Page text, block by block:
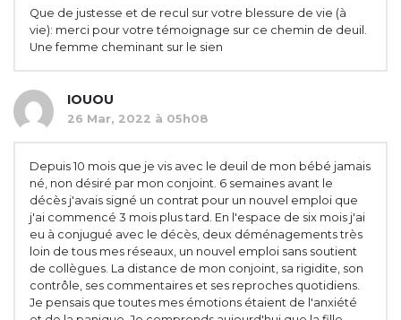
Que de justesse et de recul sur votre blessure de vie (à
vie): merci pour votre témoignage sur ce chemin de deuil.
Une femme cheminant sur le sien
IOUOU
26 Mar, 2022 à 05h08
Depuis 10 mois que je vis avec le deuil de mon bébé jamais
né, non désiré par mon conjoint. 6 semaines avant le
décès j'avais signé un contrat pour un nouvel emploi que
j'ai commencé 3 mois plus tard. En l'espace de six mois j'ai
eu à conjugué avec le décès, deux déménagements très
loin de tous mes réseaux, un nouvel emploi sans soutient
de collègues. La distance de mon conjoint, sa rigidite, son
contrôle, ses commentaires et ses reproches quotidiens.
Je pensais que toutes mes émotions étaient de l'anxiété